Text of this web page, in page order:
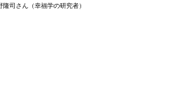
隆司さん（幸福学の研究者）